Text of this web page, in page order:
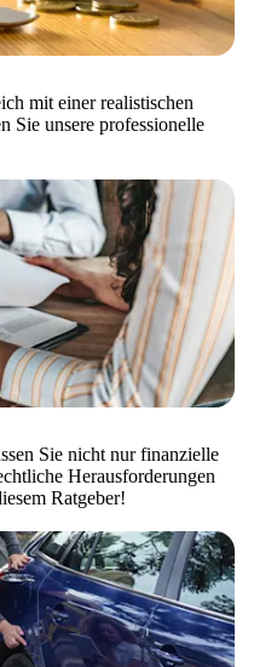
mit einer realistischen
Sie unsere professionelle
Sie nicht nur finanzielle
Herausforderungen
Ratgeber!